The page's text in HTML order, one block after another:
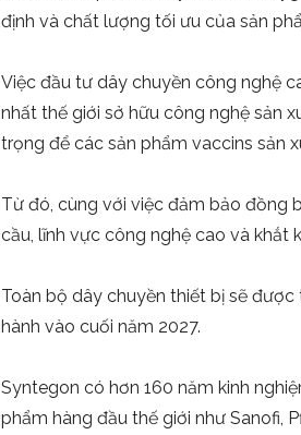
định và chất lượng tối ưu của sản
Việc đầu tư dây chuyền công nghệ
nhất thế giới sở hữu công nghệ sản
trọng để các sản phẩm vaccins sản
Từ đó, cùng với việc đảm bảo đồng
cầu, lĩnh vực công nghệ cao và khắt
Toàn bộ dây chuyền thiết bị sẽ
hành vào cuối năm 2027.
Syntegon có hơn 160 năm kinh
phẩm hàng đầu thế giới như Sanofi,